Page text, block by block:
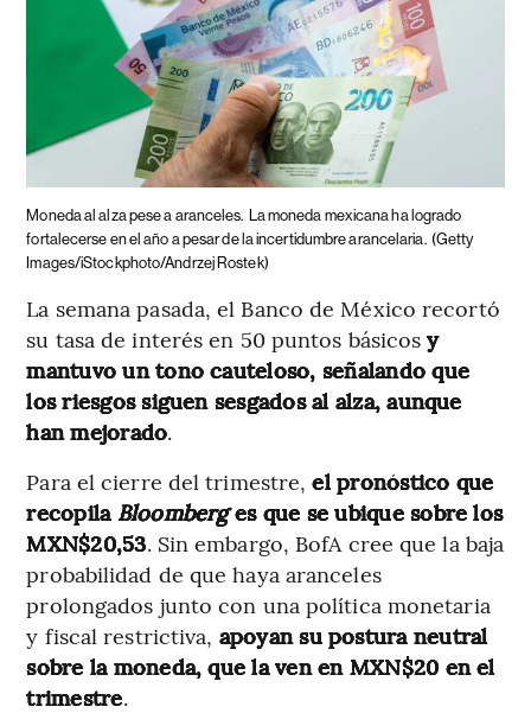
Moneda al alza pese a aranceles. La moneda mexicana ha logrado
fortalecerse en el año a pesar de la incertidumbre arancelaria. (Getty
Images/iStockphoto/Andrzej Rostek)
La semana pasada, el Banco de México recortó
su tasa de interés en 50 puntos básicosy
mantuvo un tono cauteloso, señalando que
los riesgos siguen sesgados al alza, aunque
han mejorado.
Para el cierre del trimestre,el pronóstico que
recopila Bloomberges que se ubique sobre los
MXN$20,53. Sin embargo, BofA cree que la baja
probabilidad de que haya aranceles
prolongados junto con una política monetaria
y fiscal restrictiva, apoyan su postura neutral
sobre la moneda, que la ven en MXN$20 en el
trimestre.